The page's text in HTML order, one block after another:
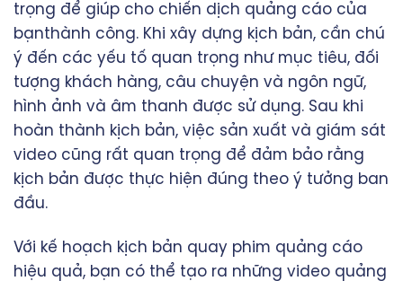
trọng để giúp cho chiến dịch quảng cáo của
bạnthành công. Khi xây dựng kịch bản, cần chú
ý đến các yếu tố quan trọng như mục tiêu, đối
tượng khách hàng, câu chuyện và ngôn ngữ,
hình ảnh và âm thanh được sử dụng. Sau khi
hoàn thành kịch bản, việc sản xuất và giám sát
video cũng rất quan trọng để đảm bảo rằng
kịch bản được thực hiện đúng theo ý tưởng ban
đầu.
Với kế hoạch kịch bản quay phim quảng cáo
hiệu quả, bạn có thể tạo ra những video quảng